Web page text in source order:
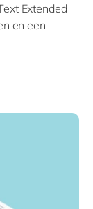
Extended
en een